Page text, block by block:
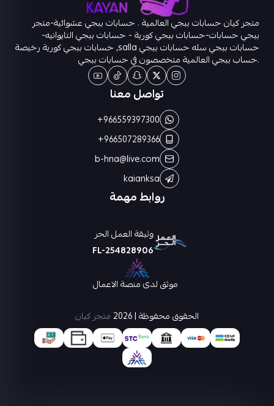
متجر كيان حسابات ببجي العالمية . حسابات ببجي عشوائية-متجر
ببجي حسابات-حسابات ببجي كورية - حسابات ببجي التايوانيه-
حسابات ببجي سله حسابات ببجي salla, حسابات ببجي كورية رخيصة
.حساب ببجي العالمية متخصصون في حسابات ببجي
روابط مهمة
تواصل معنا
+966559397300
+966507289366
b-hna@live.com
kaianksa
وثيقة العمل الحر
FL-254828906
موثق لدى منصة الاعمال
الحقوق محفوظة | 2026
متجر كيان